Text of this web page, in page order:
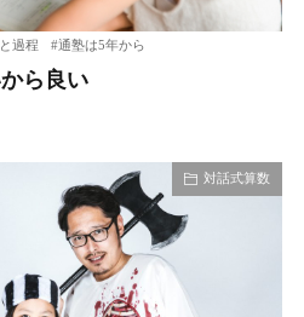
過程 #通塾は5年から
ら良い
対話式算数